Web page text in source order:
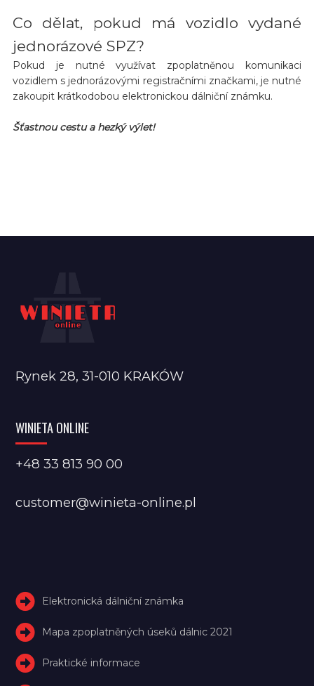
Co dělat, pokud má vozidlo vydané
jednorázové SPZ?
Pokud je nutné využívat zpoplatněnou komunikaci
vozidlem s jednorázovými registračními značkami, je nutné
zakoupit krátkodobou elektronickou dálniční známku.
Šťastnou cestu a hezký výlet!
Rynek 28, 31-010 KRAKÓW
WINIETA ONLINE
+48 33 813 90 00
customer@winieta-online.pl
Elektronická dálniční známka
Mapa zpoplatněných úseků dálnic 2021
Praktické informace